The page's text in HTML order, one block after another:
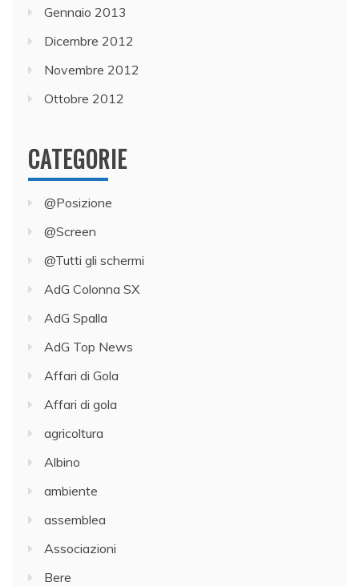
Gennaio 2013
Dicembre 2012
Novembre 2012
Ottobre 2012
CATEGORIE
@Posizione
@Screen
@Tutti gli schermi
AdG Colonna SX
AdG Spalla
AdG Top News
Affari di Gola
Affari di gola
agricoltura
Albino
ambiente
assemblea
Associazioni
Bere